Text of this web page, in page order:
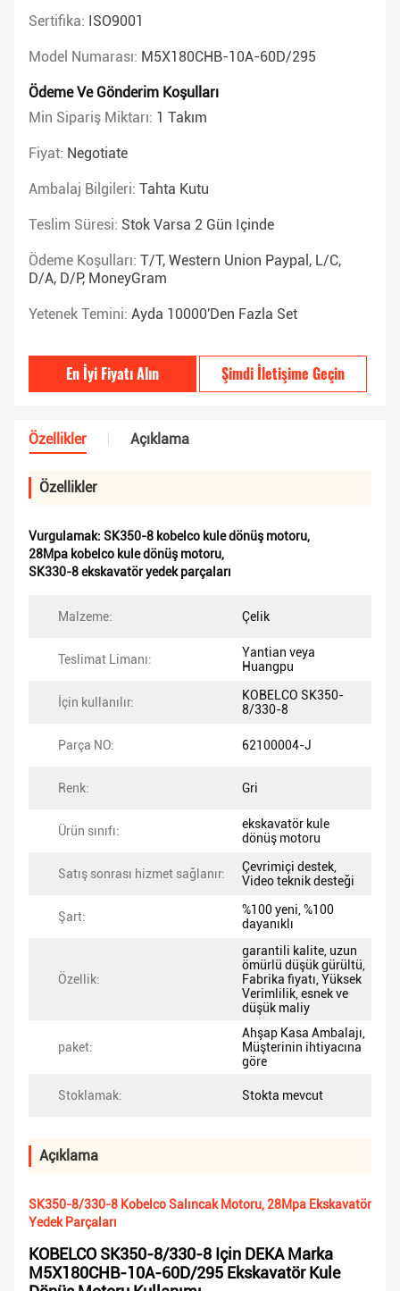
Sertifika: ISO9001
Model Numarası: M5X180CHB-10A-60D/295
Ödeme Ve Gönderim Koşulları
Min Sipariş Miktarı: 1 Takım
Fiyat: Negotiate
Ambalaj Bilgileri: Tahta Kutu
Teslim Süresi: Stok Varsa 2 Gün Içinde
Ödeme Koşulları: T/T, Western Union Paypal, L/C,
D/A, D/P, MoneyGram
Yetenek Temini: Ayda 10000'den Fazla Set
En İyi Fiyatı Alın Şimdi İletişime Geçin
Özellikler Açıklama
Özellikler
Vurgulamak: SK350-8 kobelco kule dönüş motoru,
28Mpa kobelco kule dönüş motoru,
SK330-8 ekskavatör yedek parçaları
Malzeme: Çelik
Teslimat Limanı:
Yantian veya
Huangpu
İçin kullanılır:
KOBELCO SK350-
8/330-8
Parça NO: 62100004-J
Renk: Gri
Ürün sınıfı:
ekskavatör kule
dönüş motoru
Satış sonrası hizmet sağlanır:
Çevrimiçi destek,
Video teknik desteği
Şart:
%100 yeni, %100
dayanıklı
Özellik:
garantili kalite, uzun
ömürlü düşük gürültü,
Fabrika fiyatı, Yüksek
Verimlilik, esnek ve
düşük maliy
paket:
Ahşap Kasa Ambalajı,
Müşterinin ihtiyacına
göre
Stoklamak: Stokta mevcut
Açıklama
SK350-8/330-8 Kobelco Salıncak Motoru, 28Mpa Ekskavatör
Yedek Parçaları
KOBELCO SK350-8/330-8 Için DEKA Marka
M5X180CHB-10A-60D/295 Ekskavatör Kule